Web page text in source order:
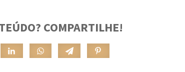
COMPARTILHE!